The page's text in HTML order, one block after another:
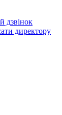
дзвінок
директору